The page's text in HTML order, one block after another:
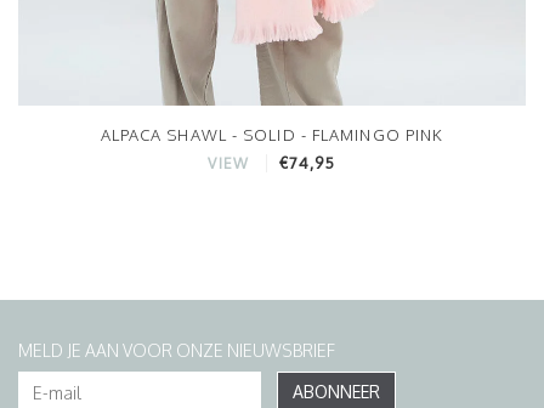
ALPACA SHAWL - SOLID - FLAMINGO PINK
VIEW €74,95
MELD JE AAN VOOR ONZE NIEUWSBRIEF
ABONNEER